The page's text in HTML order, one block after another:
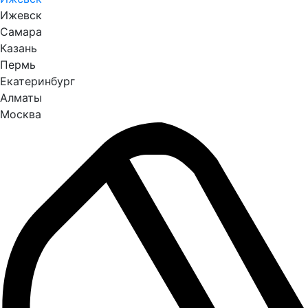
Ижевск
Самара
Казань
Пермь
Екатеринбург
Алматы
Москва